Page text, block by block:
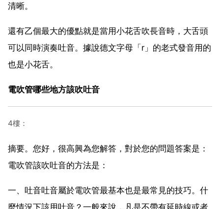
清晰。
還有乙個最大的優點就是當用小花舌吹長音時，大舌頭
可以同時演奏吐音。據說德文字母「r」的老式發音用的
也是小花舌。
電吹管哪些地方該吹吐音
4樓：
摘要。您好，很高興為您解答，對於您的問題答案是：
電吹管該吹吐音的方法是：
一、吐音吐音屬於電吹管最基本也是最常見的技巧。什
麼情況下該用吐音？一般來說，凡是不帶有延時線或者